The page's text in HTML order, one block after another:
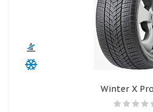
Winter X